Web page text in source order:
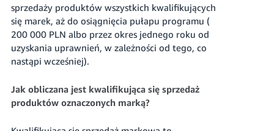
sprzedaży produktów wszystkich kwalifikujących
się marek, aż do osiągnięcia pułapu programu (
200 000 PLN albo przez okres jednego roku od
uzyskania uprawnień, w zależności od tego, co
nastąpi wcześniej).
Jak obliczana jest kwalifikująca się sprzedaż
produktów oznaczonych marką?